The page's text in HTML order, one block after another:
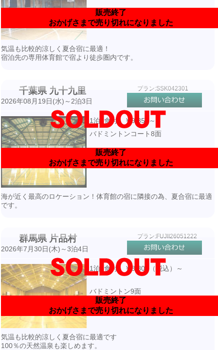
販売終了
おかげさまで売り切れになりました
気温も比較的涼しく夏合宿に最適！
宿泊先の専用体育館で宿より徒歩圏内です。
販売終了
おかげさまで売り切れになりました
千葉県 九十九里
2026年08月19日(水)～2泊3日
プラン:SSK042301
1泊3食付 ￥9,350～
バドミントンコート8面
海が近く最高のロケーション！体育館の宿に隣接の為、夏合宿に最適
です。
販売終了
おかげさまで売り切れになりました
群馬県 片品村
2026年7月30日(木)～3泊4日
プラン:FUJII26051222
1泊3食付 ￥8,800（税込）～
バドミントン9面
私有体育・宿泊施設隣接
気温も比較的涼しく夏合宿に最適です
100％の天然温泉も楽しめます。